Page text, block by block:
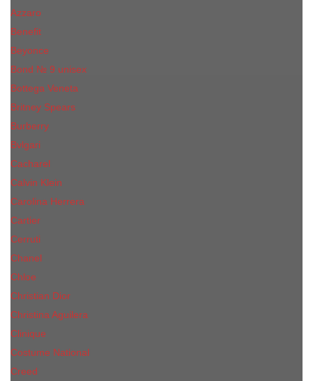
Azzaro
Benefit
Beyonce
Bond № 9 unisex
Bottega Veneta
Britney Spears
Burberry
Bvlgari
Cacharel
Calvin Klein
Carolina Herrera
Cartier
Cerruti
Сhanеl
Chloe
Christian Dior
Christina Aguilera
Сliniquе
Costume National
Creed